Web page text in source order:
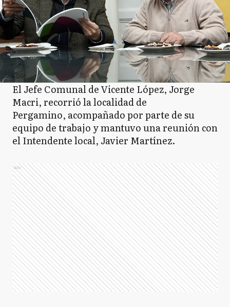
El Jefe Comunal de Vicente López, Jorge
Macri, recorrió la localidad de
Pergamino, acompañado por parte de su
equipo de trabajo y mantuvo una reunión con
el Intendente local, Javier Martínez.
Ads